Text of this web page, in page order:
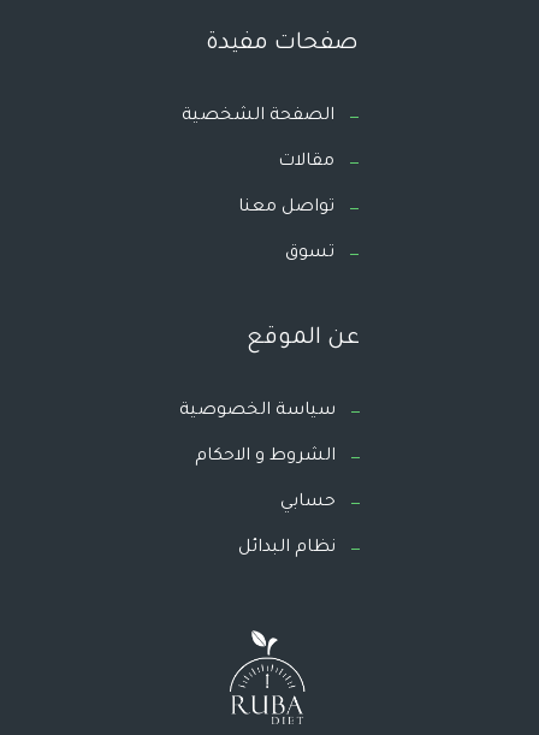
صفحات مفيدة
الصفحة الشخصية
مقالات
تواصل معنا
تسوق
عن الموقع
سياسة الخصوصية
الشروط و الاحكام
حسابي
نظام البدائل